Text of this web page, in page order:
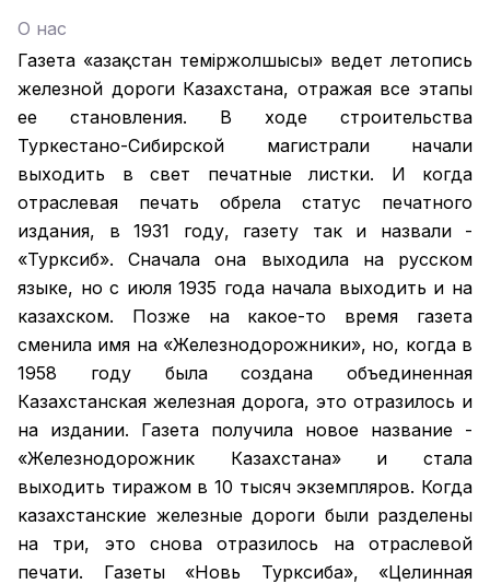
О нас
Газета «Қазақстан теміржолшысы» ведет летопись
железной дороги Казахстана, отражая все этапы
ее становления. В ходе строительства
Туркестано-Сибирской магистрали начали
выходить в свет печатные листки. И когда
отраслевая печать обрела статус печатного
издания, в 1931 году, газету так и назвали -
«Турксиб». Сначала она выходила на русском
языке, но с июля 1935 года начала выходить и на
казахском. Позже на какое-то время газета
сменила имя на «Железнодорожники», но, когда в
1958 году была создана объединенная
Казахстанская железная дорога, это отразилось и
на издании. Газета получила новое название -
«Железнодорожник Казахстана» и стала
выходить тиражом в 10 тысяч экземпляров. Когда
казахстанские железные дороги были разделены
на три, это снова отразилось на отраслевой
печати. Газеты «Новь Турксиба», «Целинная